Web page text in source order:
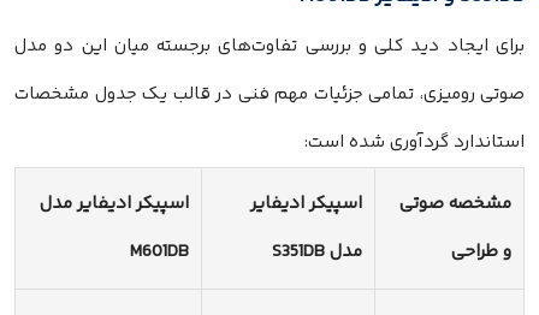
برای ایجاد دید کلی و بررسی تفاوت‌های برجسته میان این دو مدل
صوتی رومیزی، تمامی جزئیات مهم فنی در قالب یک جدول مشخصات
استاندارد گردآوری شده است:
مشخصه صوتی
و طراحی
اسپیکر ادیفایر
مدل S351DB
اسپیکر ادیفایر مدل
M601DB